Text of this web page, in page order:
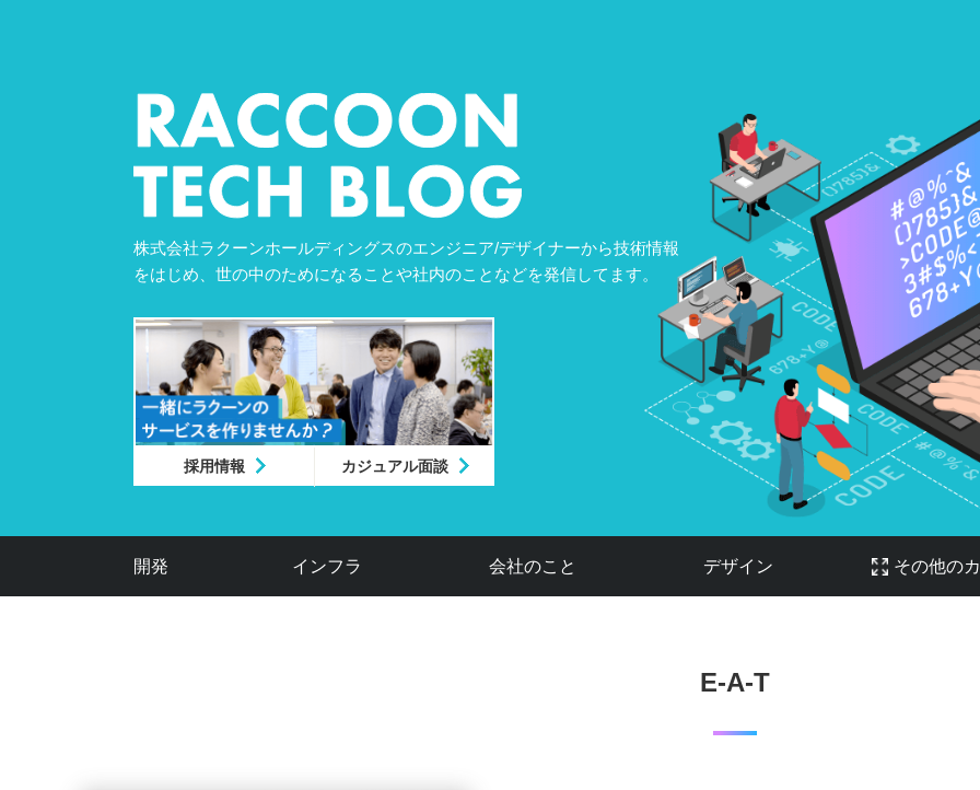
株式会社ラクーンホールディングスのエンジニア/デザイナーから技術情報
をはじめ、世の中のためになることや社内のことなどを発信してます。
採用情報 カジュアル面談
開発 インフラ 会社のこと デザイン その他の
E-A-T